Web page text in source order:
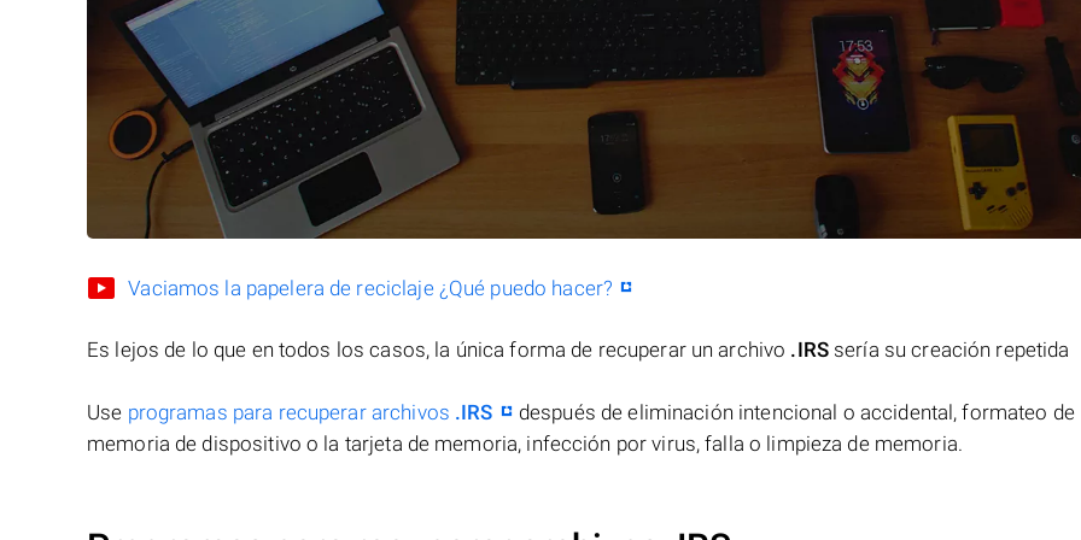
Vaciamos la papelera de reciclaje ¿Qué puedo hacer?
Es lejos de lo que en todos los casos, la única forma de recuperar un archivo .IRSsería su creación repetida
Use programas para recuperar archivos .IRS
después de eliminación intencional o accidental, formateo de
memoria de dispositivo o la tarjeta de memoria, infección por virus, falla o limpieza de memoria.